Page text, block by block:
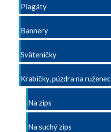
Plagáty
Bannery
Sväteničky
Krabičky, púzdra na ruženec
Na zips
Na suchý zips